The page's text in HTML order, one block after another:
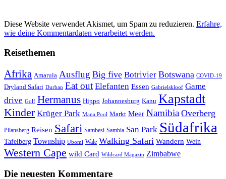
Diese Website verwendet Akismet, um Spam zu reduzieren. Erfahre,
wie deine Kommentardaten verarbeitet werden.
Reisethemen
Afrika Amarula Ausflug Big five Botrivier Botswana COVID-19
Dryland Safari Durban Eat out Elefanten Essen Gabrielskloof Game
drive Golf Hermanus Hippo Johannesburg Kanu Kapstadt
Kinder Krüger Park Mana Pool Markt Meer Namibia Overberg
Pilansberg Reisen Safari Sambesi Sambia San Park Südafrika
Tafelberg Township Ubomi Wale Walking Safari Wandern Wein
Western Cape wild Card Wildcard Magazin Zimbabwe
Die neuesten Kommentare